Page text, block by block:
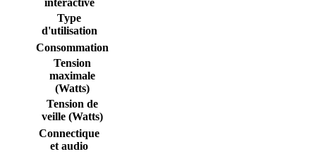
Type
d'utilisation
Consommation
Tension
maximale
(Watts)
Tension de
veille (Watts)
Connectique
et audio